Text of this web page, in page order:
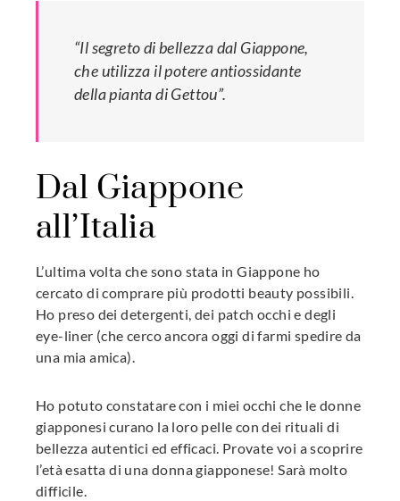
“Il segreto di bellezza dal Giappone,
che utilizza il potere antiossidante
della pianta di Gettou”.
Dal Giappone
all’Italia
L’ultima volta che sono stata in Giappone ho
cercato di comprare più prodotti beauty possibili.
Ho preso dei detergenti, dei patch occhi e degli
eye-liner (che cerco ancora oggi di farmi spedire da
una mia amica).
Ho potuto constatare con i miei occhi che le donne
giapponesi curano la loro pelle con dei rituali di
bellezza autentici ed efficaci. Provate voi a scoprire
l’età esatta di una donna giapponese! Sarà molto
difficile.